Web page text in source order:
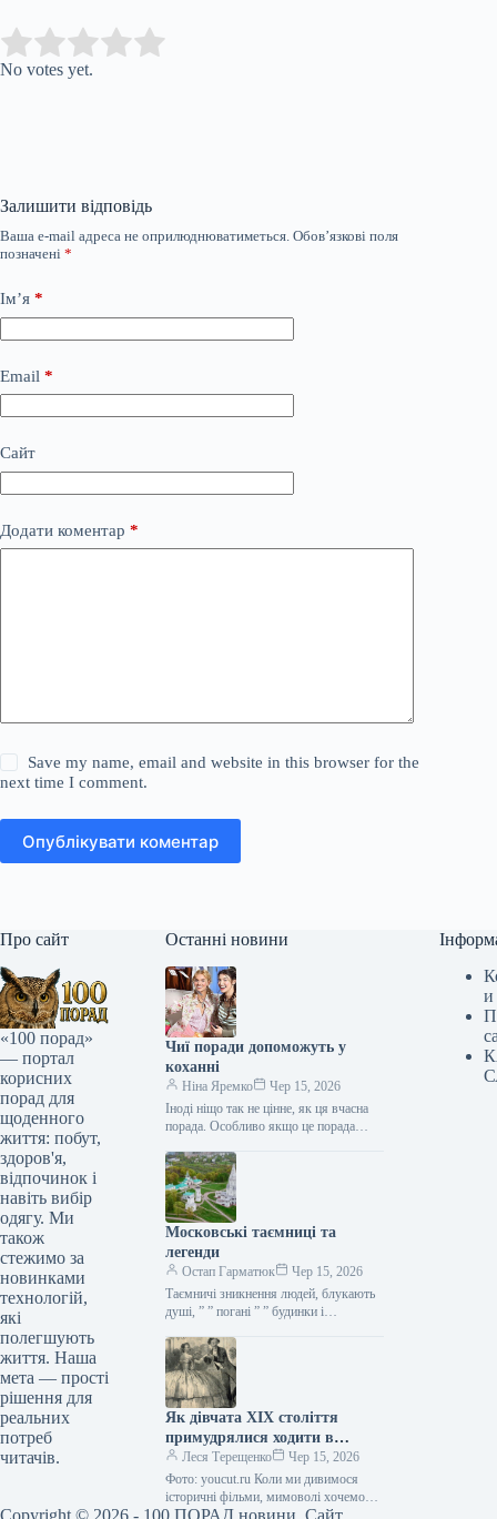
Rate this item:
No votes yet.
Залишити відповідь
Ваша e-mail адреса не оприлюднюватиметься. Обов’язкові поля
позначені *
Ім’я *
Email *
Сайт
Додати коментар *
Save my name, email and website in this browser for the
next time I comment.
Опублікувати коментар
Про сайт
«100 порад»
— портал
корисних
порад для
щоденного
життя: побут,
здоров'я,
відпочинок і
навіть вибір
одягу. Ми
також
стежимо за
новинками
технологій,
які
полегшують
життя. Наша
мета — прості
рішення для
реальних
потреб
читачів.
Останні новини
Чиї поради допоможуть у
коханні
Ніна Яремко
Чер 15, 2026
Іноді ніщо так не цінне, як ця вчасна
порада. Особливо якщо це порада
косметолога, тренера, стиліста…
Московські таємниці та
легенди
Остап Гарматюк
Чер 15, 2026
Таємничі зникнення людей, блукають
душі, ” ” погані ” ” будинки і
Щоб…
Як дівчата XIX століття
примудрялися ходити в
туалет у спідницях
крінолінових без сторонньої
допомоги
Леся Терещенко
Чер 15, 2026
Фото: youcut.ru Коли ми дивимося
історичні фільми, мимоволі хочемо
опинитися там: світські бесіди,
и
Copyright © 2026 - 100 ПОРАД новини. Сайт